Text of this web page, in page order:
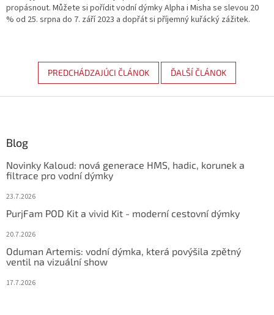
propásnout. Můžete si pořídit vodní dýmky Alpha i Misha se slevou 20
% od 25. srpna do 7. září 2023 a dopřát si příjemný kuřácký zážitek.
PREDCHÁDZAJÚCI ČLÁNOK ĎALŠÍ ČLÁNOK
Blog
Novinky Kaloud: nová generace HMS, hadic, korunek a
filtrace pro vodní dýmky
23.7.2026
PurjFam POD Kit a vivid Kit - moderní cestovní dýmky
20.7.2026
Oduman Artemis: vodní dýmka, která povýšila zpětný
ventil na vizuální show
17.7.2026